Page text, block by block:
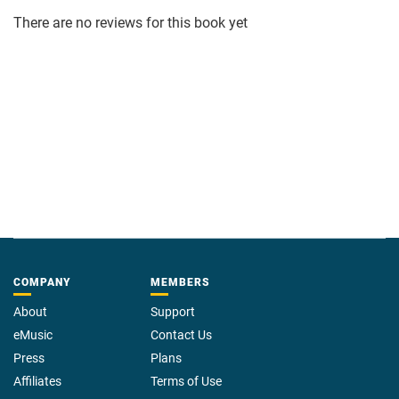
There are no reviews for this book yet
COMPANY
About
eMusic
Press
Affiliates
MEMBERS
Support
Contact Us
Plans
Terms of Use